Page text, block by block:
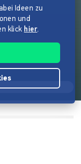
Ideen zu
und
klick hier.